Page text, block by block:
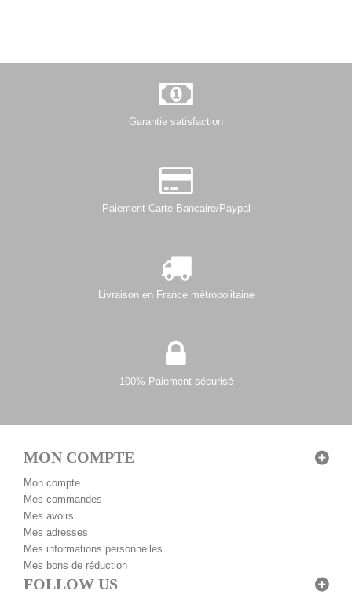
Garantie satisfaction
Paiement Carte Bancaire/Paypal
Livraison en France métropolitaine
100% Paiement sécurisé
MON COMPTE
Mon compte
Mes commandes
Mes avoirs
Mes adresses
Mes informations personnelles
Mes bons de réduction
FOLLOW US